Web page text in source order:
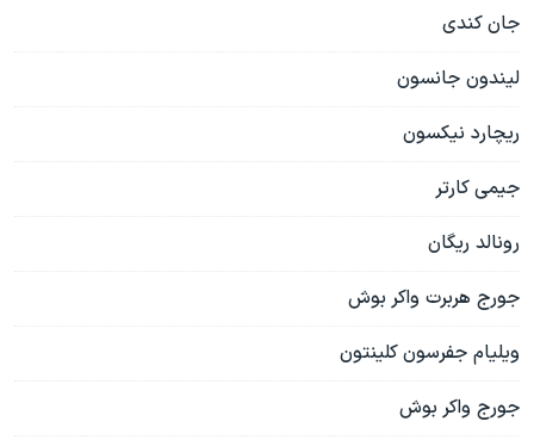
جان کندی
لیندون جانسون
ریچارد نیکسون
جیمی کارتر
رونالد ریگان
جورج هربرت واکر بوش
ویلیام جفرسون کلینتون
جورج واکر بوش